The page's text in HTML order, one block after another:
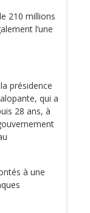
210 millions
l’une
présidence
qui a
28 ans, à
à une